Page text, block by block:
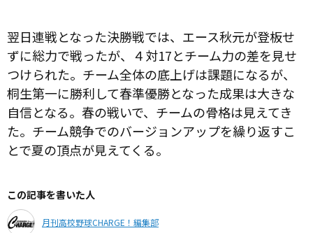
翌日連戦となった決勝戦では、エース秋元が登板せ
ずに総力で戦ったが、４対17とチーム力の差を見せ
つけられた。チーム全体の底上げは課題になるが、
桐生第一に勝利して春準優勝となった成果は大きな
自信となる。春の戦いで、チームの骨格は見えてき
た。チーム競争でのバージョンアップを繰り返すこ
とで夏の頂点が見えてくる。
この記事を書いた人
月刊高校野球CHARGE！編集部